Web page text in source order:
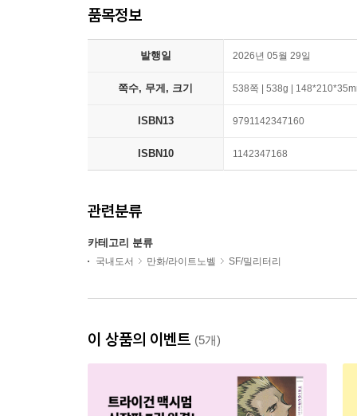
품목정보
발행일 2026년 05월 29일
쪽수, 무게, 크기 538쪽 | 538g |
ISBN13 9791142347160
ISBN10 1142347168
관련분류
카테고리 분류
국내도서 만화/라이트노벨 SF/밀리터리
이 상품의 이벤트 (5개)